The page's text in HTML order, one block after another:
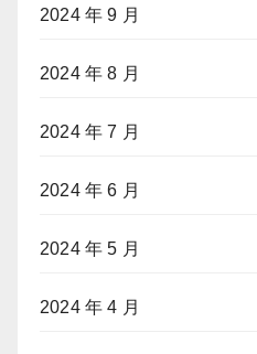
2024 年 9 月
2024 年 8 月
2024 年 7 月
2024 年 6 月
2024 年 5 月
2024 年 4 月